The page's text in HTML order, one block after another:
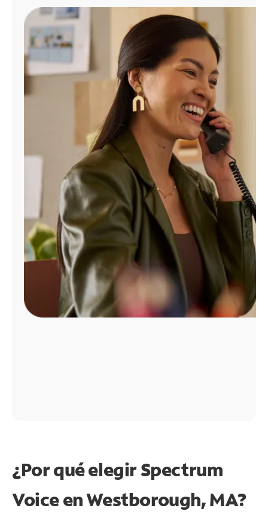
Administrar
cuenta
Encuentra
tienda
¿Por qué elegir Spectrum
Voice en Westborough, MA?